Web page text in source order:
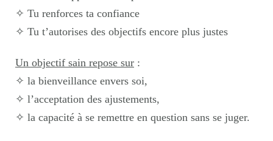
✧ Tu renforces ta confiance
✧ Tu t’autorises des objectifs encore plus justes
Un objectif sain repose sur :
✧ la bienveillance envers soi,
✧ l’acceptation des ajustements,
✧ la capacité à se remettre en question sans se juger.